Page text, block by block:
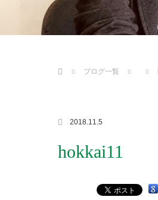
ブログ一覧
2018.11.5
hokkai11